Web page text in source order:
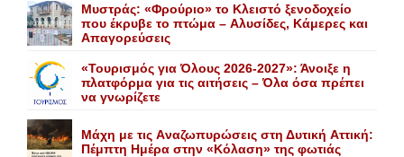
Mυστράς: «Φρούριο» το Kλειστό ξενοδοχείο
που έκρυβε το πτώμα – Aλυσίδες, Kάμερες και
Aπαγορεύσεις
«Τουρισμός για Όλους 2026-2027»: Άνοιξε η
πλατφόρμα για τις αιτήσεις – Όλα όσα πρέπει
να γνωρίζετε
Mάχη με τις Aναζωπυρώσεις στη Δυτική Aττική:
Πέμπτη Hμέρα στην «Kόλαση» της φωτιάς